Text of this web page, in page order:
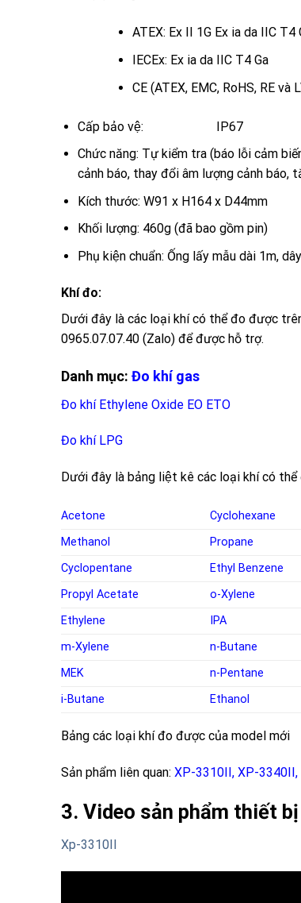
ATEX: Ex II 1G Ex ia da IIC T4
IECEx: Ex ia da IIC T4 Ga
CE (ATEX, EMC, RoHS, RE và
Cấp bảo vệ: IP67
Chức năng: Tự kiểm tra (báo lỗi cảm
cảnh báo, thay đổi âm lượng cảnh báo,
Kích thước: W91 x H164 x D44mm
Khối lượng: 460g (đã bao gồm pin)
Phụ kiện chuẩn: Ống lấy mẫu dài 1m,
Khí đo:
Dưới đây là các loại khí có thể đo được
0965.07.07.40 (Zalo) để được hỗ trợ.
Danh mục: Đo khí gas
Đo khí Ethylene Oxide EO ETO
Đo khí LPG
Dưới đây là bảng liệt kê các loại khí có
Acetone Cyclohexane
Methanol
Propane
Cyclopentane
Ethyl Benzene
Propyl Acetate
o-Xylene
Ethylene
IPA
m-Xylene
n-Butane
MEK
n-Pentane
i-Butane
Ethanol
Bảng các loại khí đo được của model mới
Sản phẩm liên quan: XP-3310II, XP-3340II,
3. Video sản phẩm thiết
Xp-3310II